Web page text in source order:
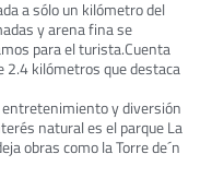
a sólo un kilómetro del
y arena fina se
para el turista.Cuenta
2.4 kilómetros que destaca
y diversión
natural es el parque La
obras como la Torre de´n